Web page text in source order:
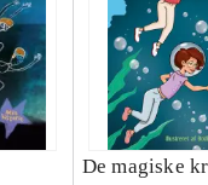
De magiske